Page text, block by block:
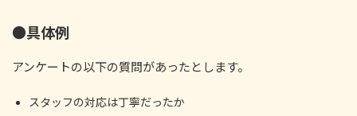
●具体例
アンケートの以下の質問があったとします。
スタッフの対応は丁寧だったか